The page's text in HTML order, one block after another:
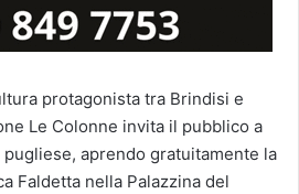
protagonista tra Brindisi e
Le Colonne invita il pubblico a
aprendo gratuitamente la
Faldetta nella Palazzina del